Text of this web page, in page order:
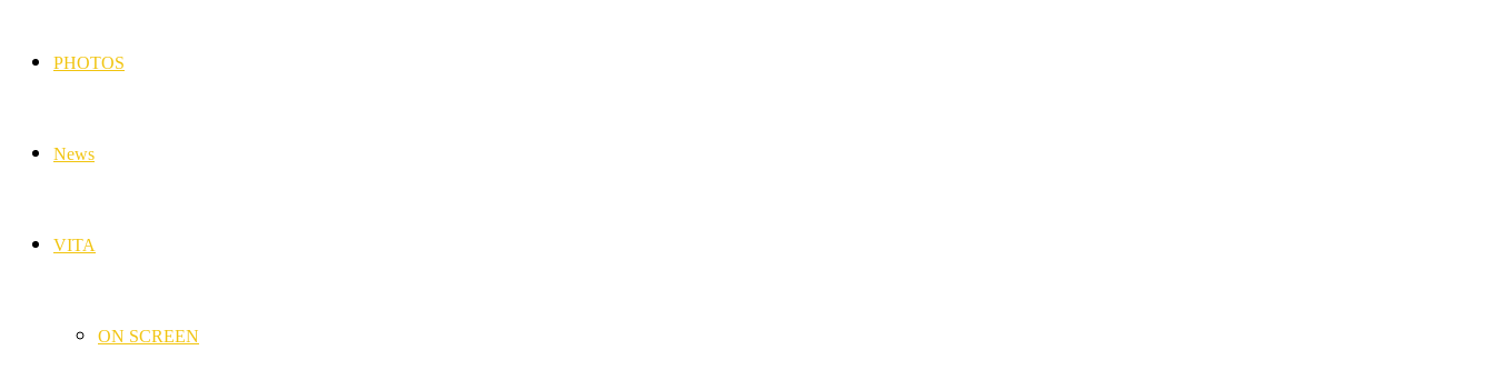
PHOTOS
News
VITA
ON SCREEN